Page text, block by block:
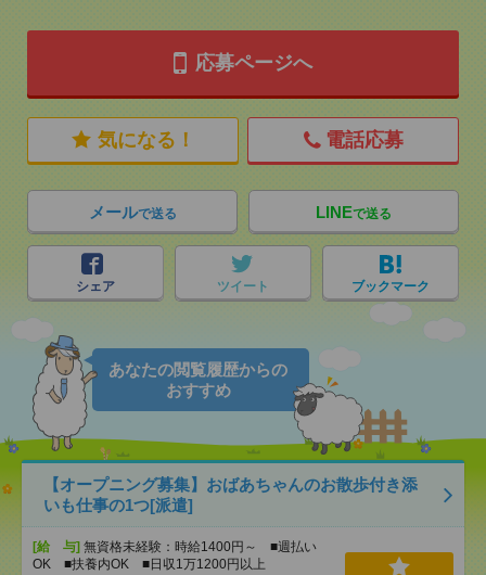
応募ページへ
気になる！ 電話応募
メールで送る LINEで送る
シェア ツイート ブックマーク
あなたの閲覧履歴からの
おすすめ
【オープニング募集】おばあちゃんのお散歩付き添
いも仕事の1つ[派遣]
[給 与] 無資格未経験：時給1400円～ ■週払い
OK ■扶養内OK ■日収1万1200円以上